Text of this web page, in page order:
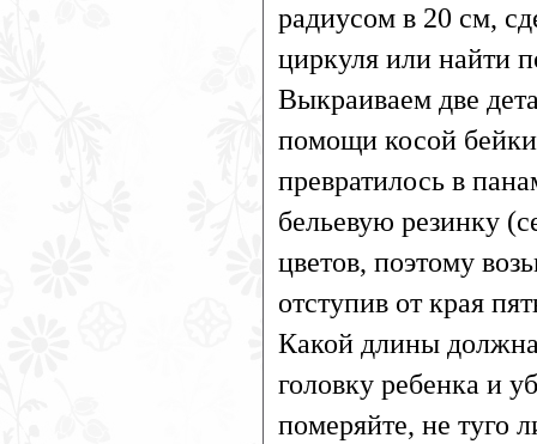
радиусом в 20 см,
циркуля или найти
Выкраиваем две
помощи косой
превратилось в
бельевую резинку
цветов, поэтому
отступив от края
Какой длины
головку ребенка и
померяйте, не туго